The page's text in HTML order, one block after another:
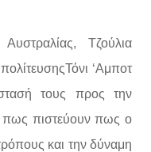
Τζούλια
‘Αμποτ
τους προς την
πως πιστεύουν πως ο
και την δύναμη